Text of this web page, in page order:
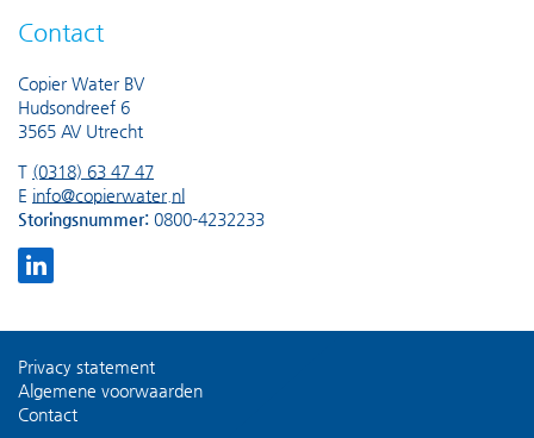
Contact
Copier Water BV
Hudsondreef 6
3565 AV Utrecht
T (0318) 63 47 47
E info@copierwater.nl
Storingsnummer: 0800-4232233
Privacy statement
Algemene voorwaarden
Contact